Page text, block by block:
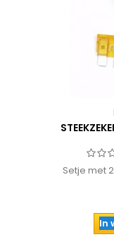
Setje met
In